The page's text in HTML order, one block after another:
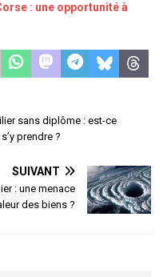
: une opportunité à
sans diplôme : est-ce
prendre ?
SUIVANT
: une menace
des biens ?